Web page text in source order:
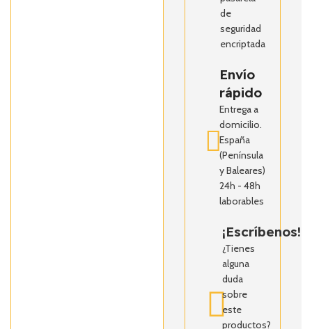
de
seguridad
encriptada
Envío
rápido
Entrega a
domicilio.
España
(Península
y Baleares)
24h - 48h
laborables
¡Escríbenos!
¿Tienes
alguna
duda
sobre
este
productos?